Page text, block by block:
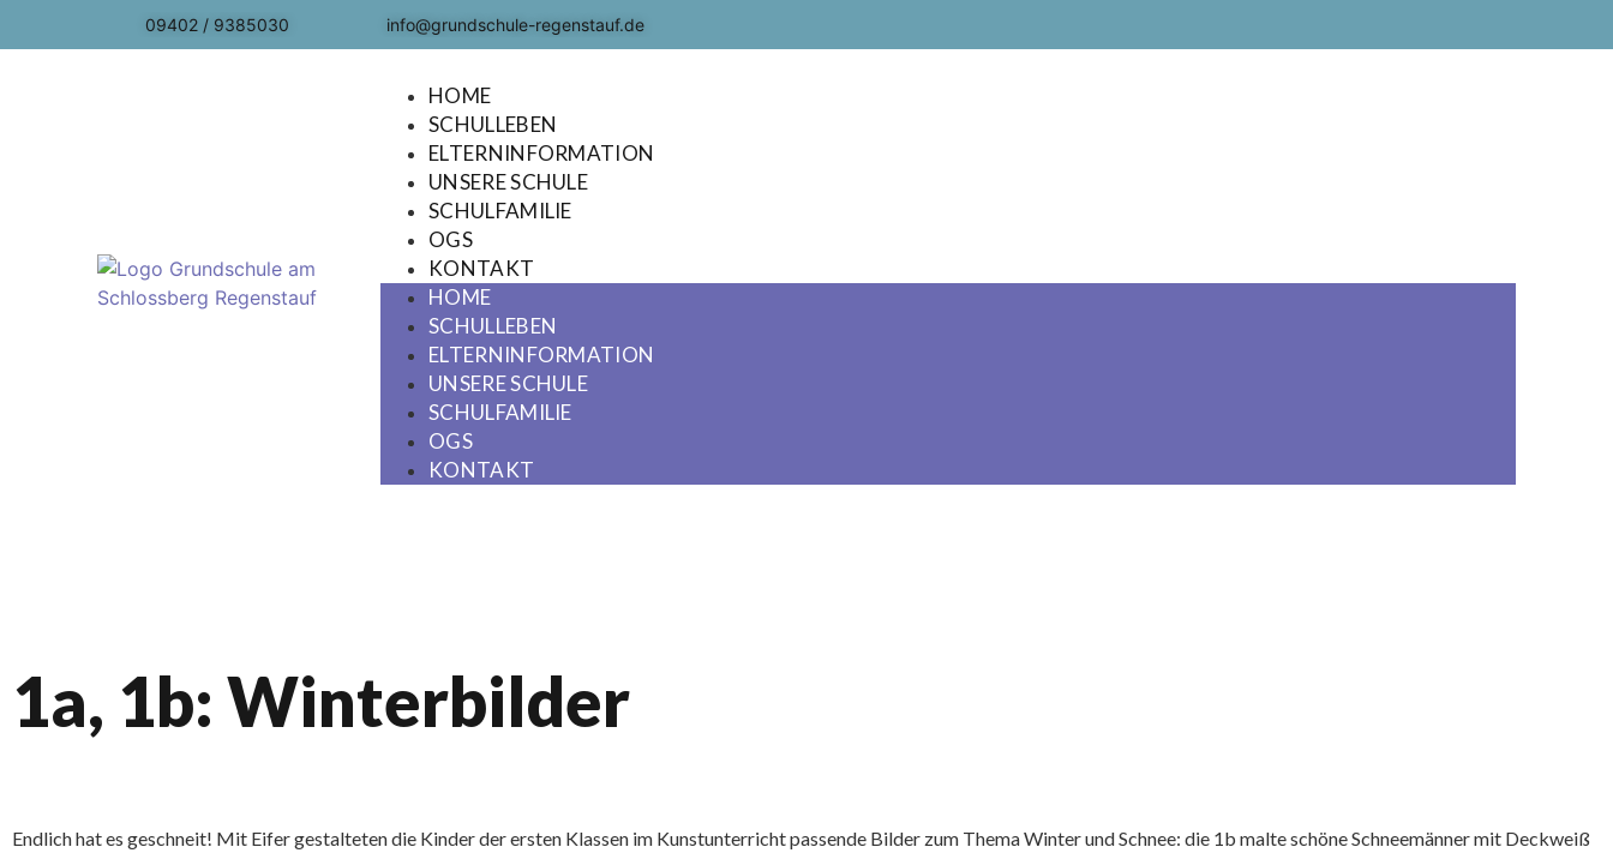
09402 / 9385030 info@grundschule-regenstauf.de
HOME
SCHULLEBEN
ELTERNINFORMATION
UNSERE SCHULE
SCHULFAMILIE
OGS
KONTAKT
HOME
SCHULLEBEN
ELTERNINFORMATION
UNSERE SCHULE
SCHULFAMILIE
OGS
KONTAKT
1a, 1b: Winterbilder
Endlich hat es geschneit! Mit Eifer gestalteten die Kinder der ersten Klassen im Kunstunterricht passende Bilder zum Thema Winter und Schnee: die 1b malte schöne Schneemänner mit Deckweiß